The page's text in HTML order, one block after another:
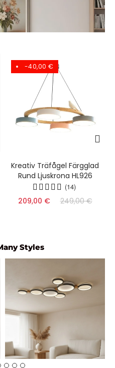
-40,00 €
Kreativ Träfågel Färgglad
Rund Ljuskrona HL926
(14)
209,00 € 249,00 €
Styles